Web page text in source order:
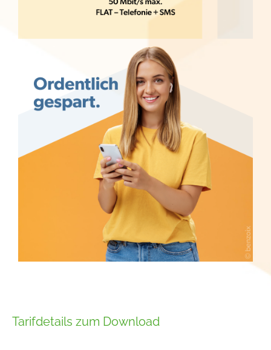
Tarifdetails zum Download